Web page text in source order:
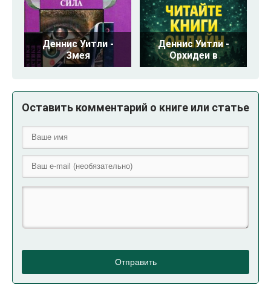
Деннис Уитли -
Змея
Деннис Уитли -
Орхидеи в
Оставить комментарий о книге или статье
Отправить